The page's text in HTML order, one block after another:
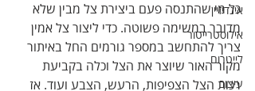
אינדיזיין
אילוסטרייטור
לייטרום
עיצוב